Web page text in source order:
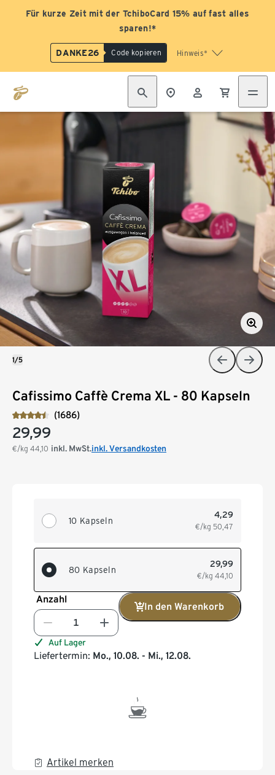
Für kurze Zeit mit der TchiboCard 15% auf fast alles
sparen!*
DANKE26 Code kopieren Hinweis*
Cafissimo Caffè Crema XL - 80 Kapseln
(1686)
29,99
€/kg 44,10 inkl. MwSt.inkl. Versandkosten
10 Kapseln
4,29
€/kg 50,47
80 Kapseln
29,99
€/kg 44,10
Anzahl
In den Warenkorb
Auf Lager
Liefertermin: Mo., 10.08. - Mi., 12.08.
Artikel merken
1/5